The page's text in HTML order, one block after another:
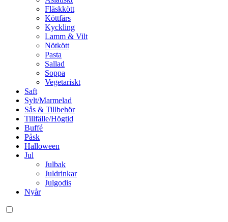
Fläskkött
Köttfärs
Kyckling
Lamm & Vilt
Nötkött
Pasta
Sallad
Soppa
Vegetariskt
Saft
Sylt/Marmelad
Sås & Tillbehör
Tillfälle/Högtid
Buffé
Påsk
Halloween
Jul
Julbak
Juldrinkar
Julgodis
Nyår